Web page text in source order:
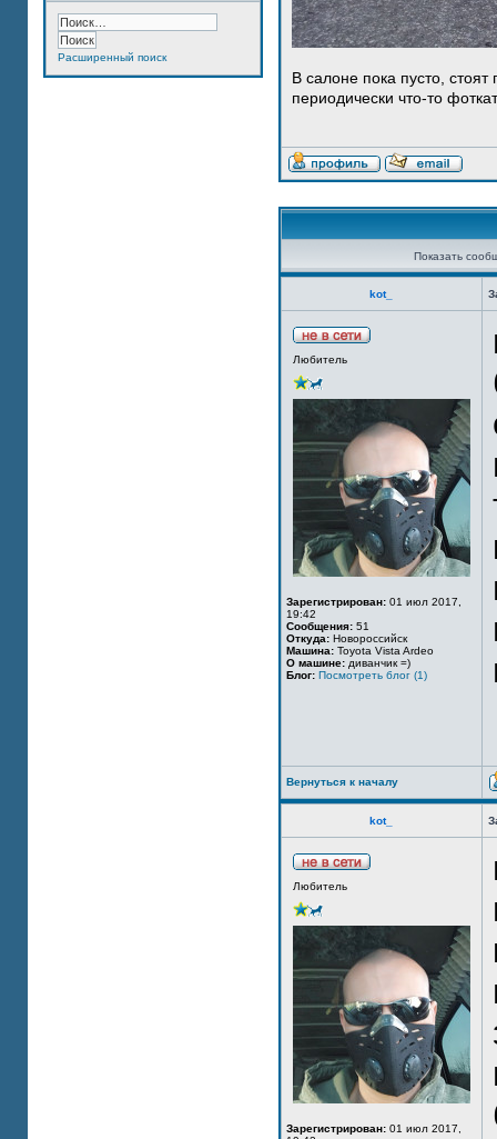
Расширенный поиск
В салоне пока пусто,
периодически что-то
Показать
kot_
Любитель
Зарегистрирован: 01 июл 2017,
19:42
Сообщения: 51
Откуда: Новороссийск
Машина: Toyota Vista Ardeo
О машине: диванчик =)
Блог: Посмотреть блог (1)
Вернуться к началу
kot_
Любитель
Зарегистрирован: 01 июл 2017,